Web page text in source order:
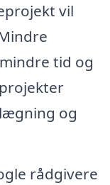
vil
tid og
og
rådgivere